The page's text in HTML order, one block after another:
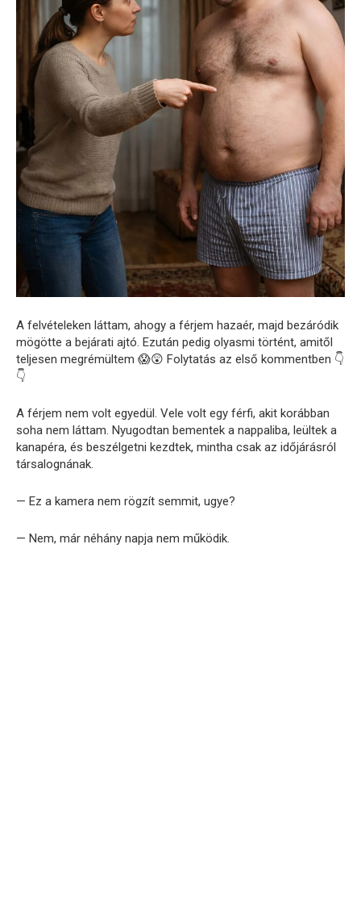
A felvételeken láttam, ahogy a férjem hazaér, majd bezáródik
mögötte a bejárati ajtó. Ezután pedig olyasmi történt, amitől
teljesen megrémültem 😱😲 Folytatás az első kommentben 👇
👇
A férjem nem volt egyedül. Vele volt egy férfi, akit korábban
soha nem láttam. Nyugodtan bementek a nappaliba, leültek a
kanapéra, és beszélgetni kezdtek, mintha csak az időjárásról
társalognának.
— Ez a kamera nem rögzít semmit, ugye?
— Nem, már néhány napja nem működik.